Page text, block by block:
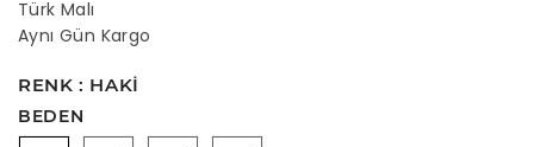
Türk Malı
Aynı Gün Kargo
RENK : HAKI
BEDEN